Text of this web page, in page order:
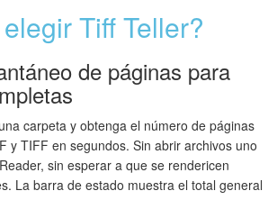
Tiff Teller?
de páginas para
carpeta y obtenga el número de páginas
y TIFF en segundos. Sin abrir archivos uno
sin esperar a que se rendericen
La barra de estado muestra el total general